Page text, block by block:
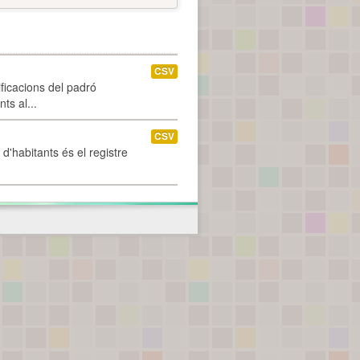
del padró
al...
CSV
és el registre
CSV